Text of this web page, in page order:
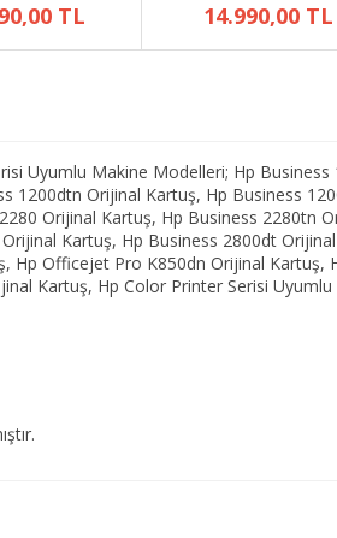
TL 14.990,00 TL
Uyumlu Makine Modelleri; Hp
1200dtn Orijinal Kartuş, Hp Business
Orijinal Kartuş, Hp Business 2280tn
Kartuş, Hp Business 2800dt
Officejet Pro K850dn Orijinal
Kartuş, Hp Color Printer Serisi